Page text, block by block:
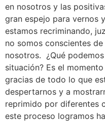
en nosotros y las
gran espejo para vernos
estamos recriminando,
no somos conscientes
nosotros. ¿Qué
situación? Es el
gracias de todo lo que
despertarnos y a
reprimido por diferentes
este proceso logramos